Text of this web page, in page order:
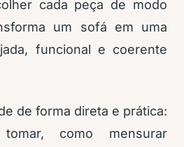
cada peça de modo
um sofá em uma
funcional e coerente
de forma direta e prática:
como mensurar